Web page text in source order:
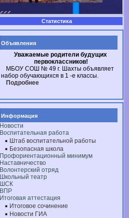
Статистика
Объявления
Уважаемые родители будущих
первоклассников!
МБОУ СОШ № 49 г. Шахты объявляет
набор обучающихся в 1 -е классы.
Подробнее
Информация
Новости
Воспитательная работа
Штаб воспитательной работы
Безопасная школа
Профориентационный минимум
Наставничество
Волонтерский отряд
Школьный театр
ШСК
ВПР
Итоговая аттестация
Итоговое сочинение
Новости ГИА